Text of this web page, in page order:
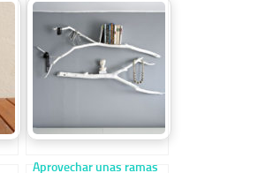
Aprovechar unas ramas